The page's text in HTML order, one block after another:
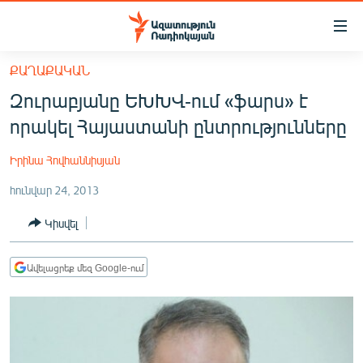
Մատչելիության
հիմնական
բովանդակությանը
հիմնական
մենյուին
ՀԱՅԱՍՏԱՆ
ՔԱՂԱՔԱԿԱՆ
ԸՆՏՐՈՒԹՅՈՒՆՆԵՐ 2026
ԻՐԱՎՈՒՆՔ
ՀԱՍԱՐԱԿՈՒԹՅՈՒՆ
ՏՆՏԵՍՈՒԹՅՈՒՆ
ՊԱՏԵՐԱԶՄԻ 6 ՇԱԲԱԹՆԵՐԸ
ՔԱՂԱՔԱԿԱՆ
Զուրաբյանը ԵԽԽՎ-ում «ֆարս» է
որակել Հայաստանի ընտրությունները
Իրինա Հովհաննիսյան
հունվար 24, 2013
Կիսվել
Ավելացրեք մեզ Google-ում